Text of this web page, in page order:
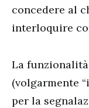
concedere al
interloquire
La
(volgarmente
per la